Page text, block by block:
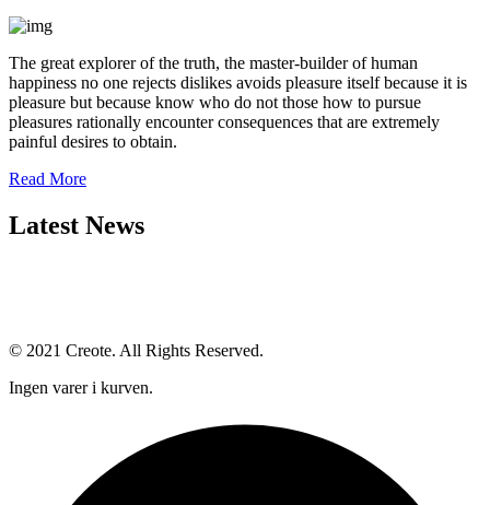
The great explorer of the truth, the master-builder of human
happiness no one rejects dislikes avoids pleasure itself because it is
pleasure but because know who do not those how to pursue
pleasures rationally encounter consequences that are extremely
painful desires to obtain.
Read More
Latest News
© 2021 Creote. All Rights Reserved.
Ingen varer i kurven.